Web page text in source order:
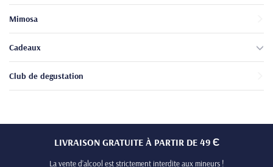
Mimosa
Cadeaux
Club de degustation
LIVRAISON GRATUITE À PARTIR DE 49 Є
La vente d’alcool est strictement interdite aux mineurs !